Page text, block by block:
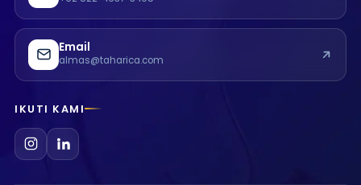
Email
almas@taharica.com
IKUTI KAMI